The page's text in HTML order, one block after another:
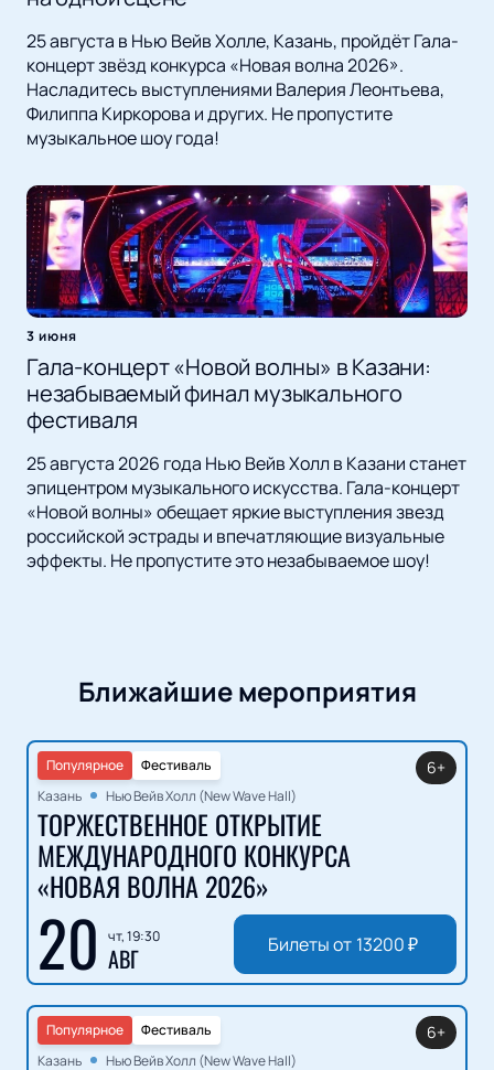
25 августа в Нью Вейв Холле, Казань, пройдёт Гала-
концерт звёзд конкурса «Новая волна 2026».
Насладитесь выступлениями Валерия Леонтьева,
Филиппа Киркорова и других. Не пропустите
музыкальное шоу года!
3 июня
Гала-концерт «Новой волны» в Казани:
незабываемый финал музыкального
фестиваля
25 августа 2026 года Нью Вейв Холл в Казани станет
эпицентром музыкального искусства. Гала-концерт
«Новой волны» обещает яркие выступления звезд
российской эстрады и впечатляющие визуальные
эффекты. Не пропустите это незабываемое шоу!
Ближайшие мероприятия
Фестиваль
Популярное
Казань
Нью Вейв Холл (New Wave Hall)
ТОРЖЕСТВЕННОЕ ОТКРЫТИЕ
МЕЖДУНАРОДНОГО КОНКУРСА
«НОВАЯ ВОЛНА 2026»
20 чт, 19:30
АВГ
6+
Билеты от 13200₽
Фестиваль
Популярное
Казань
Нью Вейв Холл (New Wave Hall)
6+